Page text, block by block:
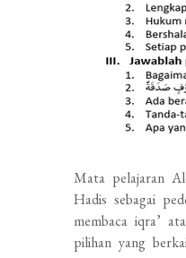
Mata pelajaran
Hadis sebagai
membaca iqra’
pilihan yang